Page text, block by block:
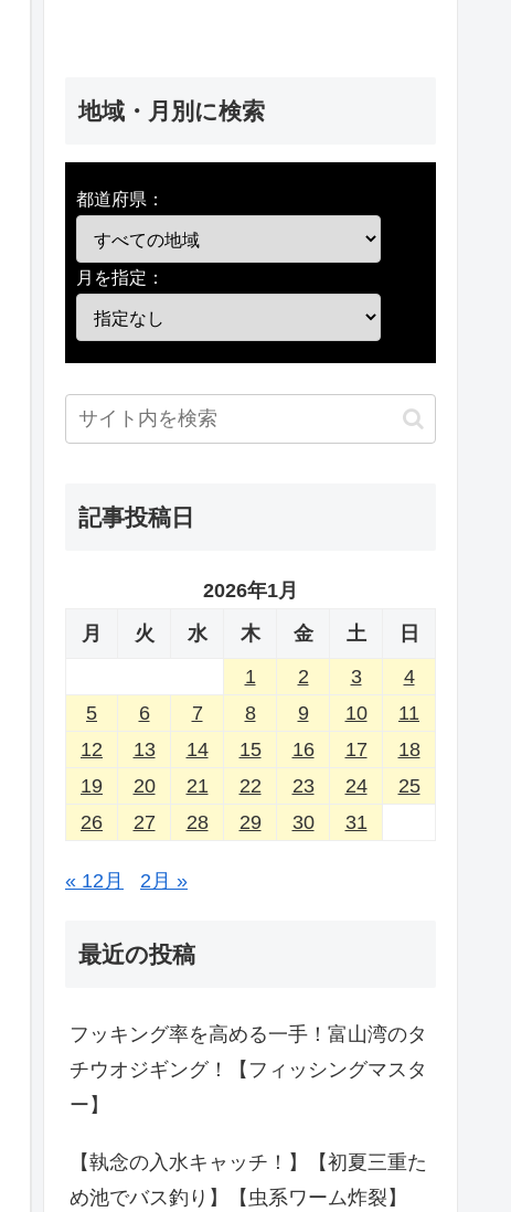
地域・月別に検索
都道府県：
月を指定：
記事投稿日
2026年1月
月
火 水 木 金 土
日
1
2 3
4
5
6 7 8 9 10
11
12
13 14 15 16 17
18
19
20 21 22 23 24
25
26
27 28 29 30 31
« 12月 2月 »
最近の投稿
フッキング率を高める一手！富山湾のタ
チウオジギング！【フィッシングマスタ
ー】
【執念の入水キャッチ！】【初夏三重た
め池でバス釣り】【虫系ワーム炸裂】